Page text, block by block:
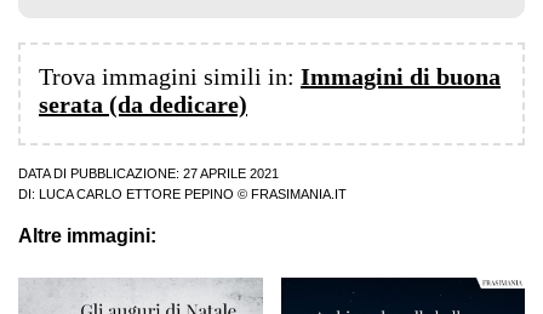
Trova immagini simili in: Immagini di buona
serata (da dedicare)
DATA DI PUBBLICAZIONE: 27 APRILE 2021
DI:
LUCA CARLO ETTORE PEPINO © FRASIMANIA.IT
Altre immagini: